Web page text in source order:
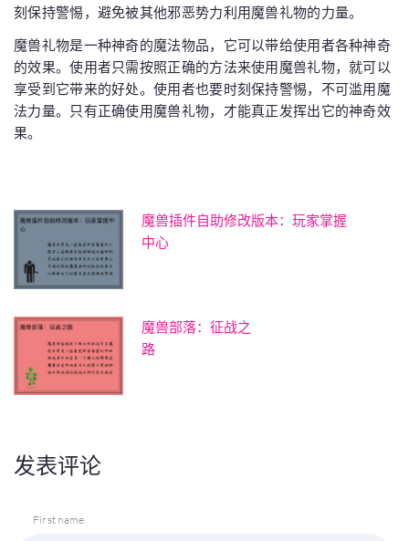
刻保持警惕，避免被其他邪恶势力利用魔兽礼物的力量。
魔兽礼物是一种神奇的魔法物品，它可以带给使用者各种神奇
的效果。使用者只需按照正确的方法来使用魔兽礼物，就可以
享受到它带来的好处。使用者也要时刻保持警惕，不可滥用魔
法力量。只有正确使用魔兽礼物，才能真正发挥出它的神奇效
果。
魔兽插件自助修改版本：玩家掌握
中心
魔兽部落：征战之
路
发表评论
First name